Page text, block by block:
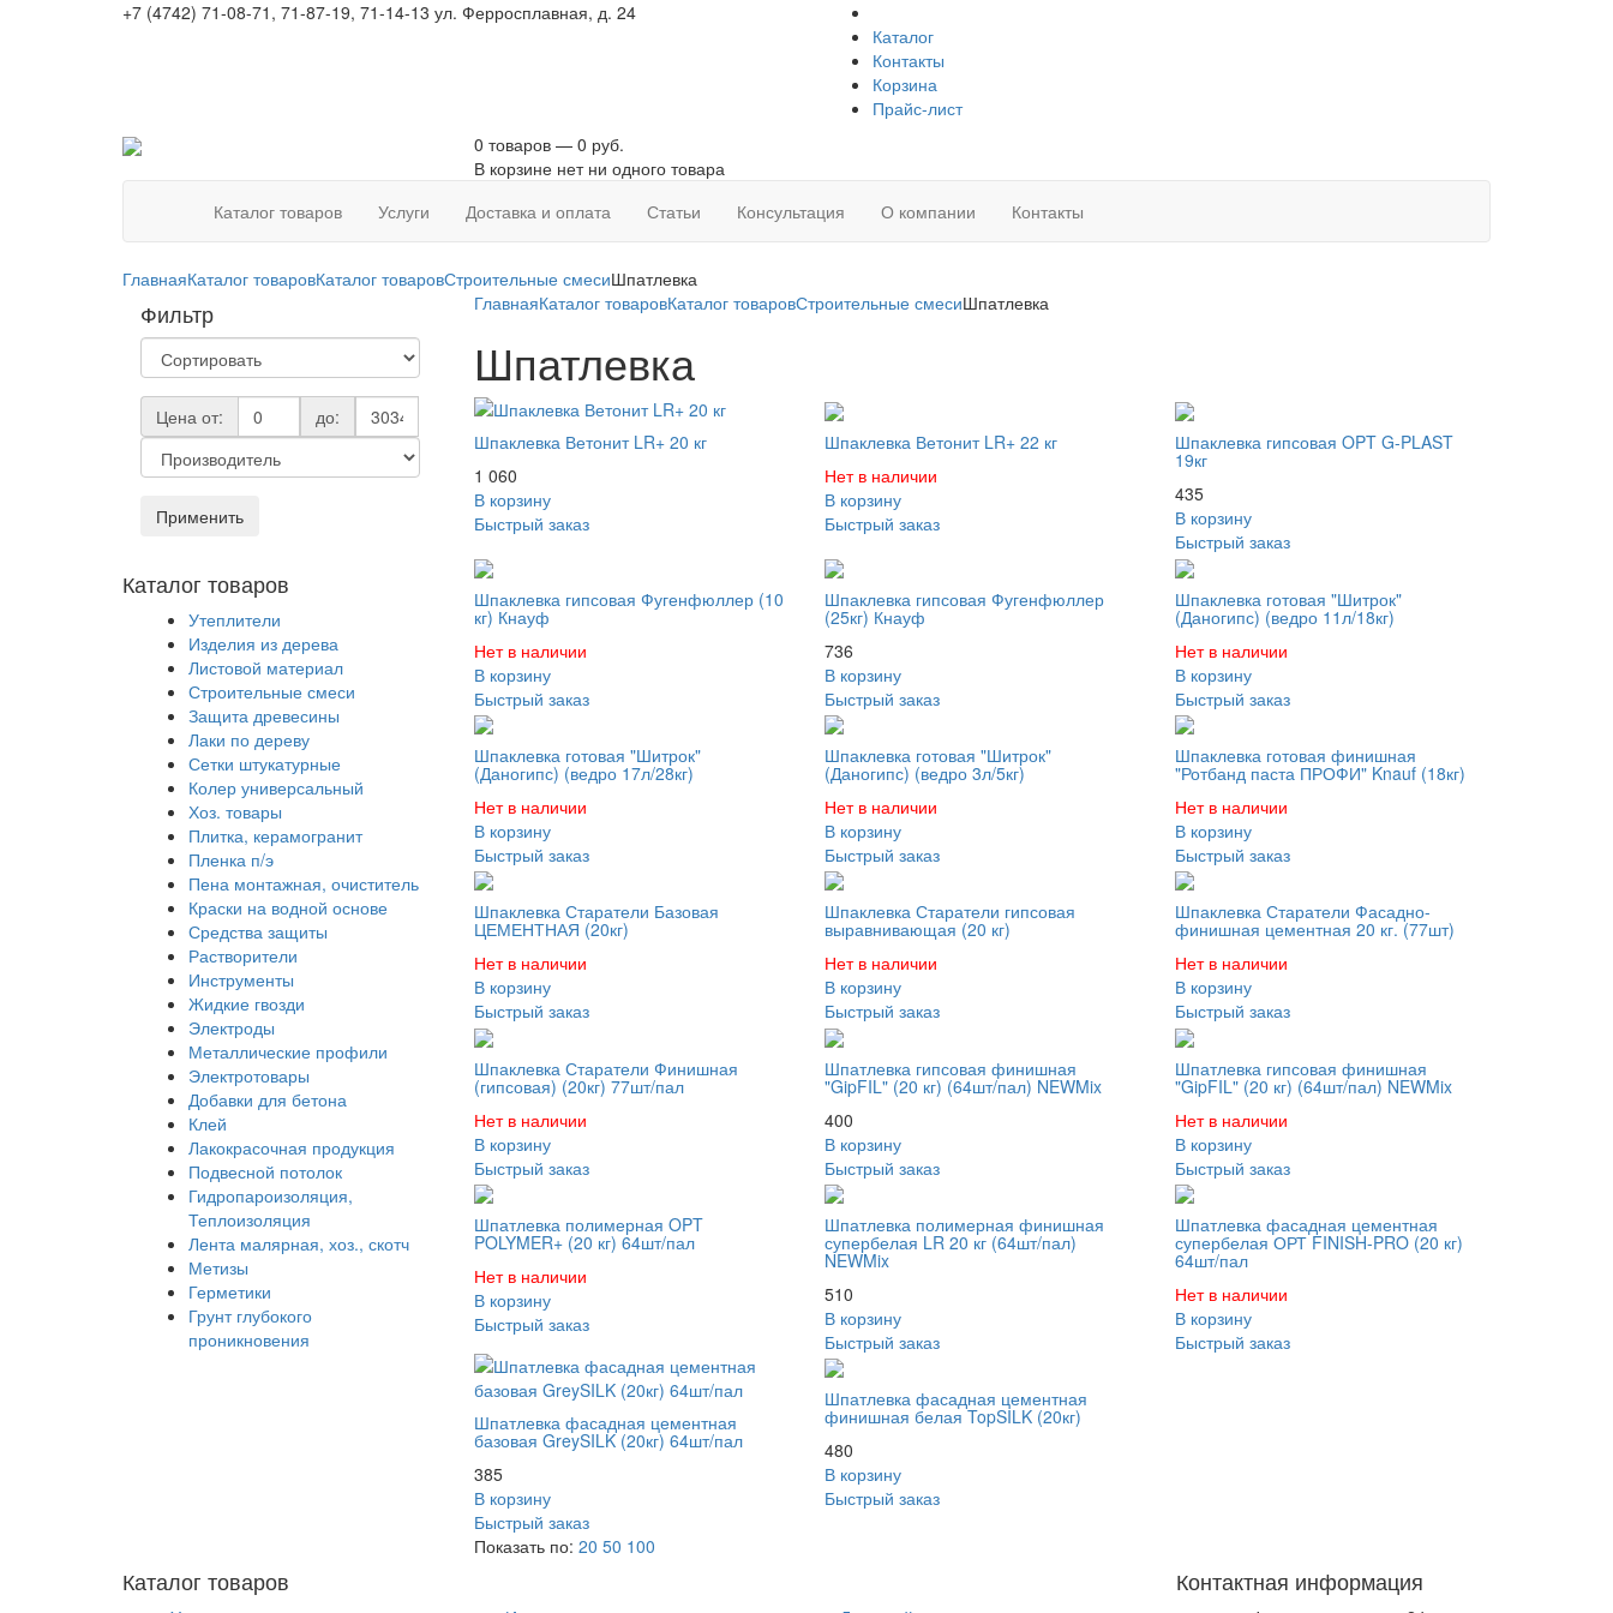
+7 (4742) 71-08-71, 71-87-19, 71-14-13 ул. Ферросплавная, д. 24
Каталог
Контакты
Корзина
Прайс-лист
0 товаров — 0 руб.
В корзине нет ни одного товара
Каталог товаров
Услуги Доставка и оплата Статьи Консультация О компании Контакты
ГлавнаяКаталог товаровКаталог товаровСтроительные смесиШпатлевка
Фильтр
Цена от: до:
Применить
Каталог товаров
Утеплители
Изделия из дерева
Листовой материал
Строительные смеси
Защита древесины
Лаки по дереву
Сетки штукатурные
Колер универсальный
Хоз. товары
Плитка, керамогранит
Пленка п/э
Пена монтажная, очиститель
Краски на водной основе
Средства защиты
Растворители
Инструменты
Жидкие гвозди
Электроды
Металлические профили
Электротовары
Добавки для бетона
Клей
Лакокрасочная продукция
Подвесной потолок
Гидропароизоляция,
Теплоизоляция
Лента малярная, хоз., скотч
Метизы
Герметики
Грунт глубокого
проникновения
ГлавнаяКаталог товаровКаталог товаровСтроительные смесиШпатлевка
Шпатлевка
Шпаклевка Ветонит LR+ 20 кг
1 060
В корзину
Быстрый заказ
Шпаклевка Ветонит LR+ 22 кг
Нет в наличии
В корзину
Быстрый заказ
Шпаклевка гипсовая OPT G-PLAST
19кг
435
В корзину
Быстрый заказ
Шпаклевка гипсовая Фугенфюллер (10
кг) Кнауф
Нет в наличии
В корзину
Быстрый заказ
Шпаклевка гипсовая Фугенфюллер
(25кг) Кнауф
736
В корзину
Быстрый заказ
Шпаклевка готовая "Шитрок"
(Даногипс) (ведро 11л/18кг)
Нет в наличии
В корзину
Быстрый заказ
Шпаклевка готовая "Шитрок"
(Даногипс) (ведро 17л/28кг)
Нет в наличии
В корзину
Быстрый заказ
Шпаклевка готовая "Шитрок"
(Даногипс) (ведро 3л/5кг)
Нет в наличии
В корзину
Быстрый заказ
Шпаклевка готовая финишная
"Ротбанд паста ПРОФИ" Knauf (18кг)
Нет в наличии
В корзину
Быстрый заказ
Шпаклевка Старатели Базовая
ЦЕМЕНТНАЯ (20кг)
Нет в наличии
В корзину
Быстрый заказ
Шпаклевка Старатели гипсовая
выравнивающая (20 кг)
Нет в наличии
В корзину
Быстрый заказ
Шпаклевка Старатели Фасадно-
финишная цементная 20 кг. (77шт)
Нет в наличии
В корзину
Быстрый заказ
Шпаклевка Старатели Финишная
(гипсовая) (20кг) 77шт/пал
Нет в наличии
В корзину
Быстрый заказ
Шпатлевка гипсовая финишная
"GipFIL" (20 кг) (64шт/пал) NEWMix
400
В корзину
Быстрый заказ
Шпатлевка гипсовая финишная
"GipFIL" (20 кг) (64шт/пал) NEWMix
Нет в наличии
В корзину
Быстрый заказ
Шпатлевка полимерная OPT
POLYMER+ (20 кг) 64шт/пал
Нет в наличии
В корзину
Быстрый заказ
Шпатлевка полимерная финишная
супербелая LR 20 кг (64шт/пал)
NEWMix
510
В корзину
Быстрый заказ
Шпатлевка фасадная цементная
супербелая ОРТ FINISH-PRO (20 кг)
64шт/пал
Нет в наличии
В корзину
Быстрый заказ
Шпатлевка фасадная цементная
базовая GreySILK (20кг) 64шт/пал
385
В корзину
Быстрый заказ
Шпатлевка фасадная цементная
финишная белая TopSILK (20кг)
480
В корзину
Быстрый заказ
Показать по: 20 50 100
Каталог товаров Контактная информация